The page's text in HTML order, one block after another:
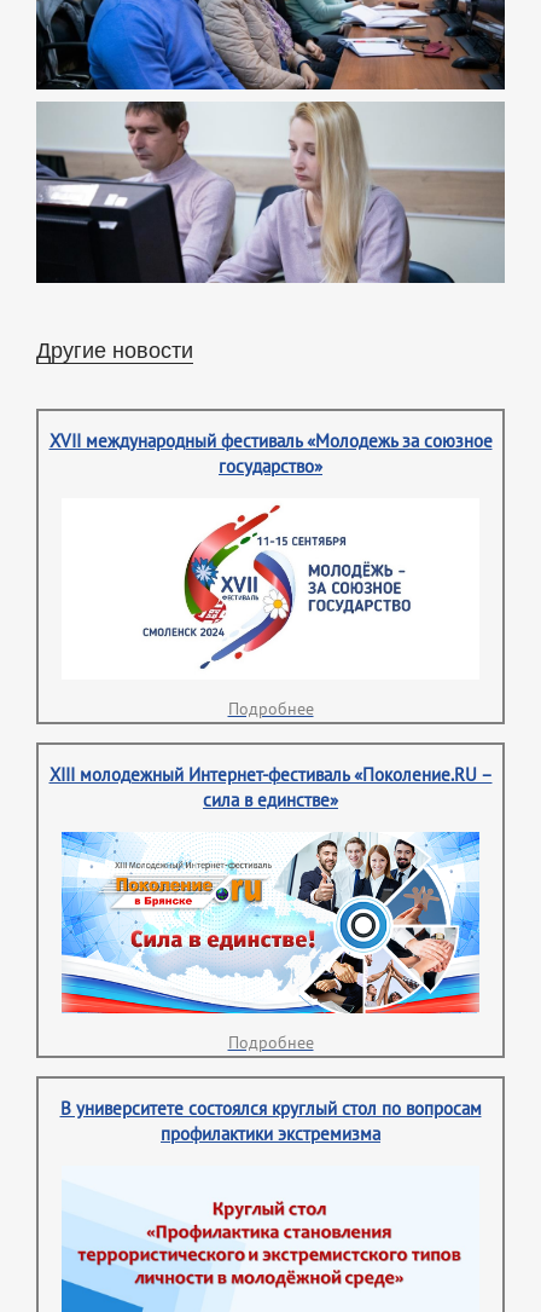
Другие новости
XVII международный фестиваль «Молодежь за союзное
государство»
Подробнее
XIII молодежный Интернет-фестиваль «Поколение.RU –
сила в единстве»
Подробнее
В университете состоялся круглый стол по вопросам
профилактики экстремизма